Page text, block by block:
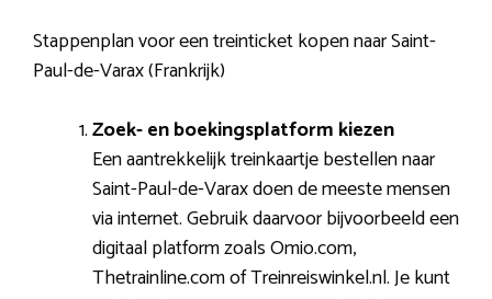
Stappenplan voor een treinticket kopen naar Saint-
Paul-de-Varax (Frankrijk)
Zoek- en boekingsplatform kiezen
Een aantrekkelijk treinkaartje bestellen naar
Saint-Paul-de-Varax doen de meeste mensen
via internet. Gebruik daarvoor bijvoorbeeld een
digitaal platform zoals Omio.com,
Thetrainline.com of Treinreiswinkel.nl. Je kunt